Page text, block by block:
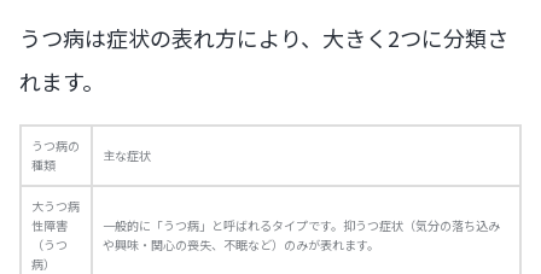
うつ病は症状の表れ方により、大きく2つに分類さ
れます。
うつ病の
種類
主な症状
大うつ病
性障害
（うつ
病）
一般的に「うつ病」と呼ばれるタイプです。抑うつ症状（気分の落ち込み
や興味・関心の喪失、不眠など）のみが表れます。